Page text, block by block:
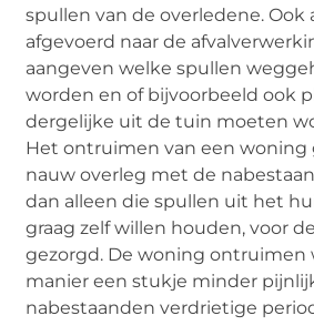
spullen van de overledene. Ook
afgevoerd naar de
aangeven welke spullen
worden en of bijvoorbeeld ook
dergelijke uit de tuin moeten
Het ontruimen van een woning
nauw overleg met de
dan alleen die spullen uit het
graag zelf willen houden, voor
gezorgd. De woning ontruimen
manier een stukje minder
nabestaanden verdrietige